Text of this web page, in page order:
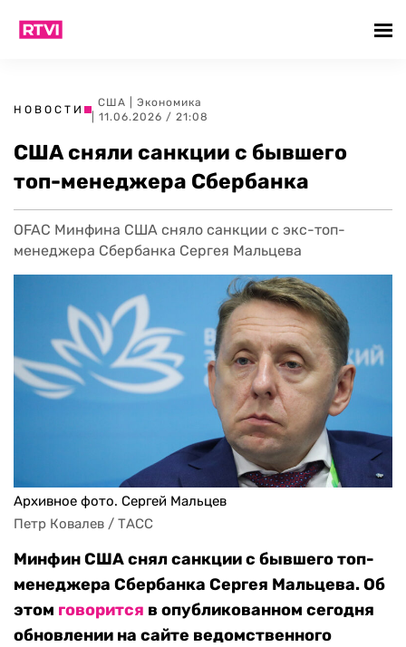
НОВОСТИ
США
Экономика
| 11.06.2026 / 21:08
США сняли санкции с бывшего
топ-менеджера Сбербанка
OFAC Минфина США сняло санкции с экс-топ-
менеджера Сбербанка Сергея Мальцева
Архивное фото. Сергей Мальцев
Петр Ковалев / ТАСС
Минфин США снял санкции с бывшего топ-
менеджера Сбербанка Сергея Мальцева. Об
этом говорится в опубликованном сегодня
обновлении на сайте ведомственного